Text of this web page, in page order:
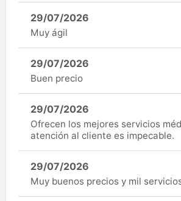
29/07/2026
Muy ágil
29/07/2026
Buen precio
29/07/2026
Ofrecen los mejores servicios
atención al cliente es impecable.
29/07/2026
Muy buenos precios y mil